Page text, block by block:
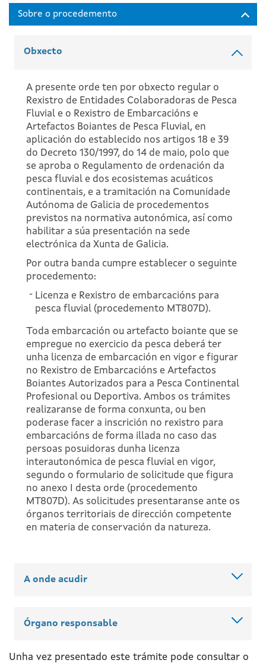
Obxecto
A presente orde ten por obxecto regular o
Rexistro de Entidades Colaboradoras de Pesca
Fluvial e o Rexistro de Embarcacións e
Artefactos Boiantes de Pesca Fluvial, en
aplicación do establecido nos artigos 18 e 39
do Decreto 130/1997, do 14 de maio, polo que
se aproba o Regulamento de ordenación da
pesca fluvial e dos ecosistemas acuáticos
continentais, e a tramitación na Comunidade
Autónoma de Galicia de procedementos
previstos na normativa autonómica, así como
habilitar a súa presentación na sede
electrónica da Xunta de Galicia.
Por outra banda cumpre establecer o seguinte
procedemento:
Licenza e Rexistro de embarcacións para
pesca fluvial (procedemento MT807D).
Toda embarcación ou artefacto boiante que se
empregue no exercicio da pesca deberá ter
unha licenza de embarcación en vigor e figurar
no Rexistro de Embarcacións e Artefactos
Boiantes Autorizados para a Pesca Continental
Profesional ou Deportiva. Ambos os trámites
realizaranse de forma conxunta, ou ben
poderase facer a inscrición no rexistro para
embarcacións de forma illada no caso das
persoas posuidoras dunha licenza
interautonómica de pesca fluvial en vigor,
segundo o formulario de solicitude que figura
no anexo I desta orde (procedemento
MT807D). As solicitudes presentaranse ante os
órganos territoriais de dirección competente
en materia de conservación da natureza.
A onde acudir
Órgano responsable
Unha vez presentado este trámite pode consultar o